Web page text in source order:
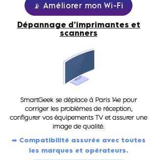
📡 Améliorer mon Wi-Fi
Dépannage d’imprimantes et
scanners
SmartGeek se déplace à Paris 14e pour
corriger les problèmes de réception,
configurer vos équipements TV et assurer une
image de qualité.
➡️ Compatibilité assurée avec toutes
les marques et opérateurs.